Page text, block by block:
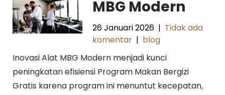
MBG Modern
26 Januari 2026 | Tidak ada
komentar | blog
Inovasi Alat MBG Modern menjadi kunci
peningkatan efisiensi Program Makan Bergizi
Gratis karena program ini menuntut kecepatan,